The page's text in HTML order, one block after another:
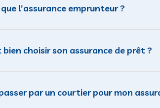
l'assurance emprunteur ?
choisir son assurance de prêt ?
par un courtier pour mon